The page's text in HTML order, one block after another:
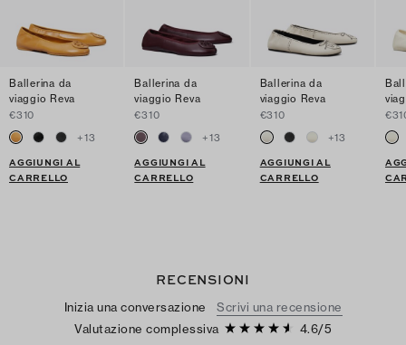
Ballerina da
viaggio Reva
€310
+13
AGGIUNGI AL
CARRELLO
Ballerina da
viaggio Reva
€310
+13
AGGIUNGI AL
CARRELLO
Ballerina da
viaggio Reva
€310
+13
AGGIUNGI AL
CARRELLO
RECENSIONI
Inizia una conversazione
Scrivi una recensione
Valutazione complessiva
4.6/5